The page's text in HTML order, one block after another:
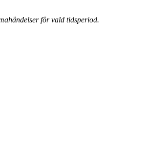
för vald tidsperiod.